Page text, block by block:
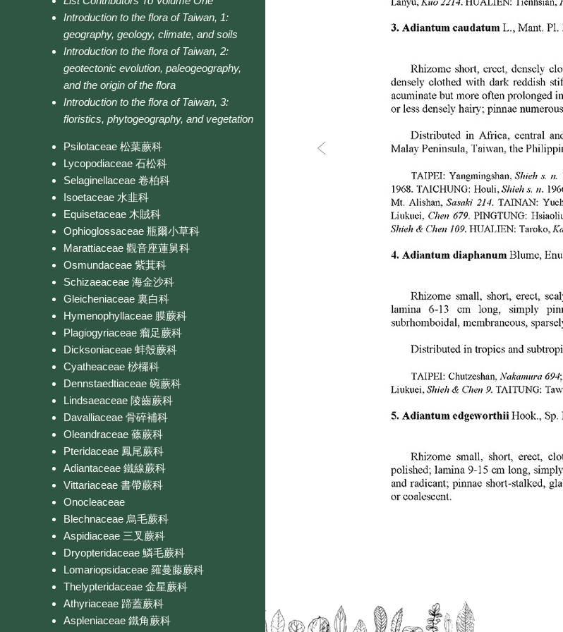
Introduction to the flora of Taiwan, 1:
geography, geology, climate, and soils
Introduction to the flora of Taiwan, 2:
geotectonic evolution, paleogeography,
and the origin of the flora
Introduction to the flora of Taiwan, 3:
floristics, phytogeography, and vegetation
Psilotaceae 松葉蕨科
Lycopodiaceae 石松科
Selaginellaceae 卷柏科
Isoetaceae 水韭科
Equisetaceae 木賊科
Ophioglossaceae 瓶爾小草科
Marattiaceae 觀音座蓮舅科
Osmundaceae 紫萁科
Schizaeaceae 海金沙科
Gleicheniaceae 裏白科
Hymenophyllaceae 膜蕨科
Plagiogyriaceae 瘤足蕨科
Dicksoniaceae 蚌殼蕨科
Cyatheaceae 桫欏科
Dennstaedtiaceae 碗蕨科
Lindsaeaceae 陵齒蕨科
Davalliaceae 骨碎補科
Oleandraceae 蓧蕨科
Pteridaceae 鳳尾蕨科
Adiantaceae 鐵線蕨科
Vittariaceae 書帶蕨科
Onocleaceae
Blechnaceae 烏毛蕨科
Aspidiaceae 三叉蕨科
Dryopteridaceae 鱗毛蕨科
Lomariopsidaceae 羅蔓藤蕨科
Thelypteridaceae 金星蕨科
Athyriaceae 蹄蓋蕨科
Aspleniaceae 鐵角蕨科